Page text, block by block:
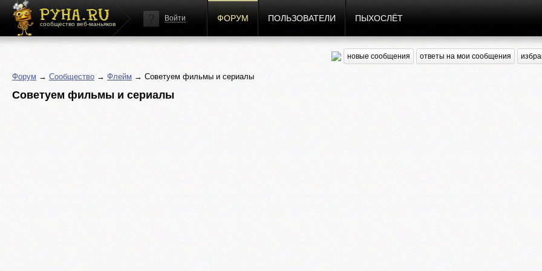
сообщество веб-маньяков
Войти ФОРУМ ПОЛЬЗОВАТЕЛИ ПЫХОСЛЁТ
новые сообщения ответы на мои сообщения
Форум → Сообщество → Флейм → Советуем фильмы и сериалы
Советуем фильмы и сериалы